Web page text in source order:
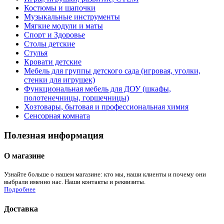
Костюмы и шапочки
Музыкальные инструменты
Мягкие модули и маты
Спорт и Здоровье
Столы детские
Стулья
Кровати детские
Мебель для группы детского сада (игровая, уголки,
стенки для игрушек)
Функциональная мебель для ДОУ (шкафы,
полотенечницы, горшечницы)
Хозтовары, бытовая и профессиональная химия
Сенсорная комната
Полезная информация
О магазине
Узнайте больше о нашем магазине: кто мы, наши клиенты и почему они
выбрали именно нас. Наши контакты и реквизиты.
Подробнее
Доставка